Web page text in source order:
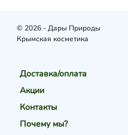
© 2026 - Дары Природы
Крымская косметика
Доставка/оплата
Акции
Контакты
Почему мы?